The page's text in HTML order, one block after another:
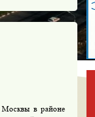
Москвы в районе